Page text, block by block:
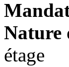
Nature
étage